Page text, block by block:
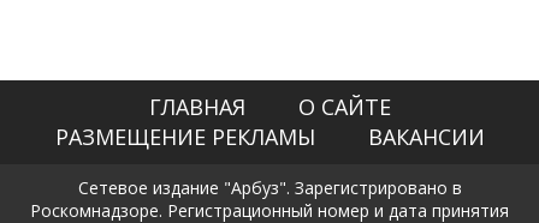
ГЛАВНАЯ
О САЙТЕ
РАЗМЕЩЕНИЕ РЕКЛАМЫ
ВАКАНСИИ
Сетевое издание "Арбуз". Зарегистрировано в
Роскомнадзоре. Регистрационный номер и дата принятия